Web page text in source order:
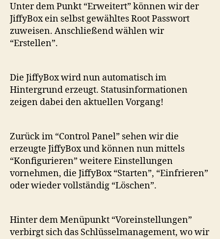
Unter dem Punkt “Erweitert” können wir der
JiffyBox ein selbst gewähltes Root Passwort
zuweisen. Anschließend wählen wir
“Erstellen”.
Die JiffyBox wird nun automatisch im
Hintergrund erzeugt. Statusinformationen
zeigen dabei den aktuellen Vorgang!
Zurück im “Control Panel” sehen wir die
erzeugte JiffyBox und können nun mittels
“Konfigurieren” weitere Einstellungen
vornehmen, die JiffyBox “Starten”, “Einfrieren”
oder wieder vollständig “Löschen”.
Hinter dem Menüpunkt “Voreinstellungen”
verbirgt sich das Schlüsselmanagement, wo wir